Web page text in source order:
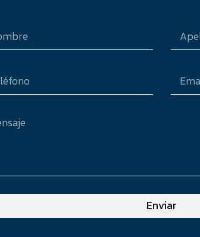
Enviar